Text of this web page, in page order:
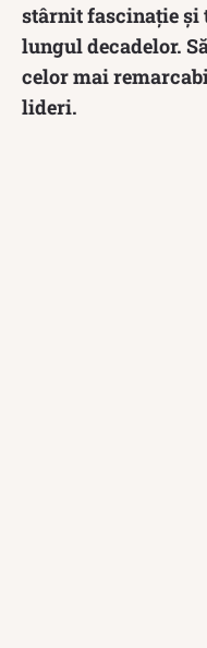
stârnit fascinație și
lungul decadelor.
celor mai
lideri.